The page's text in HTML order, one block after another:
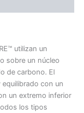
utilizan un
sobre un núcleo
de carbono. El
con un
un extremo inferior
los tipos